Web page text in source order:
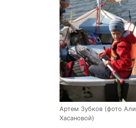
Артем Зубков (фото Али
Хасановой)